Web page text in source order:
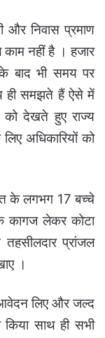
और निवास प्रमाण
नहीं है । हजार
बाद भी समय पर
ही समझते हैं ऐसे में
को देखते हुए राज्य
अधिकारियों को
के लगभग 17 बच्चे
कागज लेकर कोटा
प्रांजल
।
लिए और जल्द
किया साथ ही सभी